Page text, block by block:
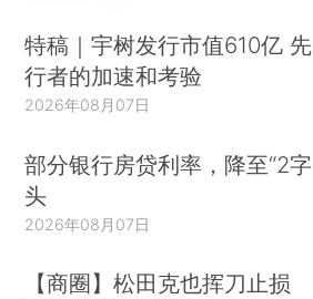
特稿｜宇树发行市值610亿 先
行者的加速和考验
2026年08月07日
部分银行房贷利率，降至“2字
头
2026年08月07日
【商圈】松田克也挥刀止损